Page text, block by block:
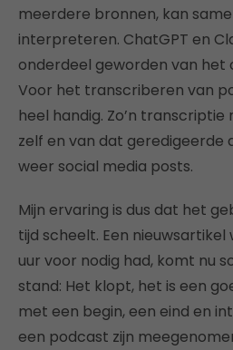
meerdere bronnen, kan
interpreteren. ChatGPT en
onderdeel geworden van
Voor het transcriberen van
heel handig. Zo’n
zelf en van dat geredigeerde
weer social media posts.
Mijn ervaring is dus dat het
tijd scheelt. Een
uur voor nodig had, komt nu
stand: Het klopt, het is een
met een begin, een eind en
een podcast zijn